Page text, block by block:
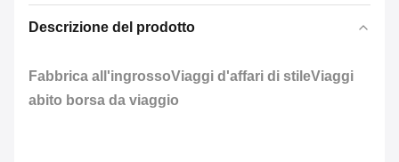
Descrizione del prodotto
Fabbrica all'ingrossoViaggi d'affari di stileViaggi
abito borsa da viaggio